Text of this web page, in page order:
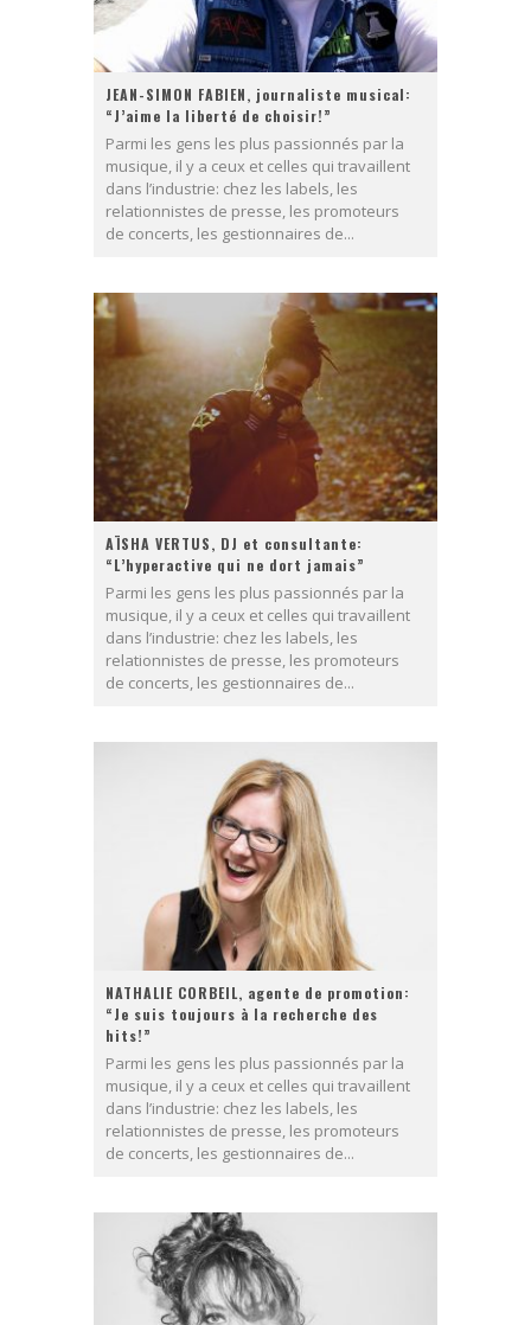
JEAN-SIMON FABIEN, journaliste musical:
“J’aime la liberté de choisir!”
Parmi les gens les plus passionnés par la
musique, il y a ceux et celles qui travaillent
dans l’industrie: chez les labels, les
relationnistes de presse, les promoteurs
de concerts, les gestionnaires de...
AÏSHA VERTUS, DJ et consultante:
“L’hyperactive qui ne dort jamais”
Parmi les gens les plus passionnés par la
musique, il y a ceux et celles qui travaillent
dans l’industrie: chez les labels, les
relationnistes de presse, les promoteurs
de concerts, les gestionnaires de...
NATHALIE CORBEIL, agente de promotion:
“Je suis toujours à la recherche des
hits!”
Parmi les gens les plus passionnés par la
musique, il y a ceux et celles qui travaillent
dans l’industrie: chez les labels, les
relationnistes de presse, les promoteurs
de concerts, les gestionnaires de...